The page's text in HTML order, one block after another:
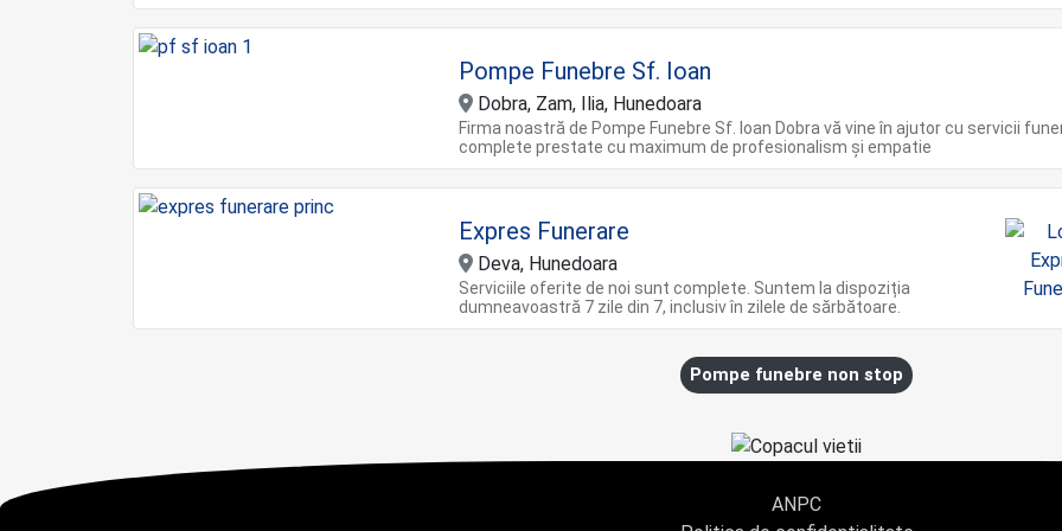
Pompe Funebre Sf. Ioan
Dobra, Zam, Ilia, Hunedoara
Firma noastră de Pompe Funebre Sf. Ioan Dobra vă vine în ajutor cu servicii
complete prestate cu maximum de profesionalism și empatie
Expres Funerare
Deva, Hunedoara
Serviciile oferite de noi sunt complete. Suntem la dispoziția
dumneavoastră 7 zile din 7, inclusiv în zilele de sărbătoare.
Pompe funebre non stop
ANPC